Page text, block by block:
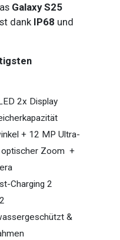
Galaxy S25
dank IP68 und
2x Display
+ 12 MP Ultra-
Zoom +
Charging 2
&